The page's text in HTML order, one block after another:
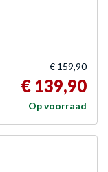
€ 159,90
€ 139,90
Op voorraad